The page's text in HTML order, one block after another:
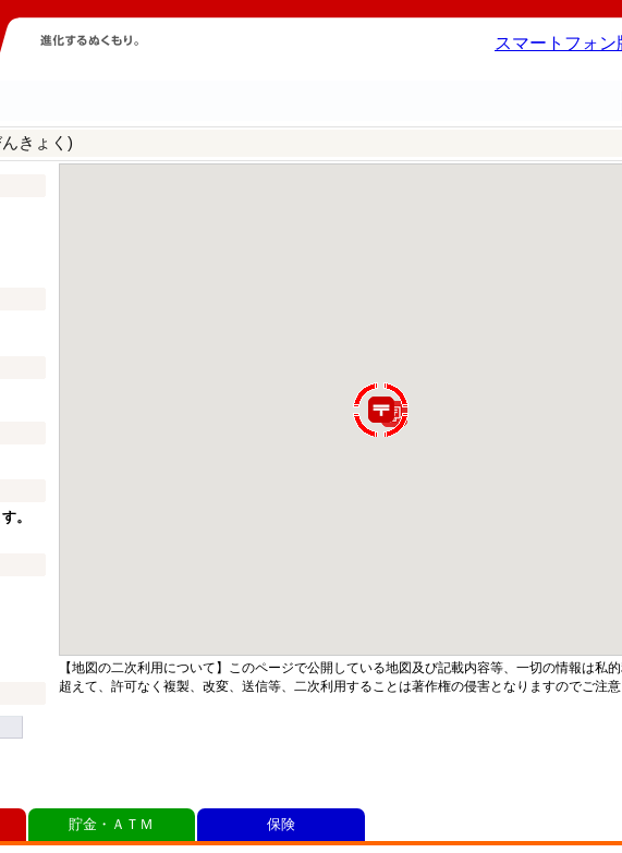
スマートフォン
きょく)
。
【地図の二次利用について】このページで公開している地図及び記載内容等、一切の情報は私
超えて、許可なく複製、改変、送信等、二次利用することは著作権の侵害となりますのでご注意
貯金・ＡＴＭ 保険